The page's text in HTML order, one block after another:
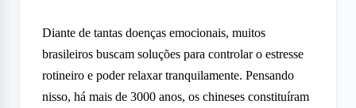
Diante de tantas doenças emocionais, muitos
brasileiros buscam soluções para controlar o estresse
rotineiro e poder relaxar tranquilamente. Pensando
nisso, há mais de 3000 anos, os chineses constituíram